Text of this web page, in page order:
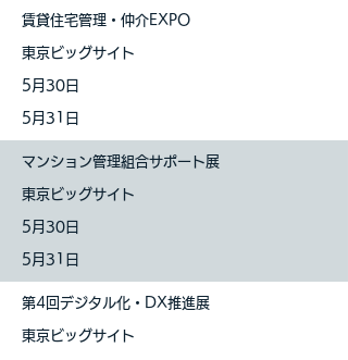
賃貸住宅管理・仲介EXPO
東京ビッグサイト
5月30 日
5月31 日
マンション管理組合サポート展
東京ビッグサイト
5月30 日
5月31 日
第4回デジタル化・DX推進展
東京ビッグサイト